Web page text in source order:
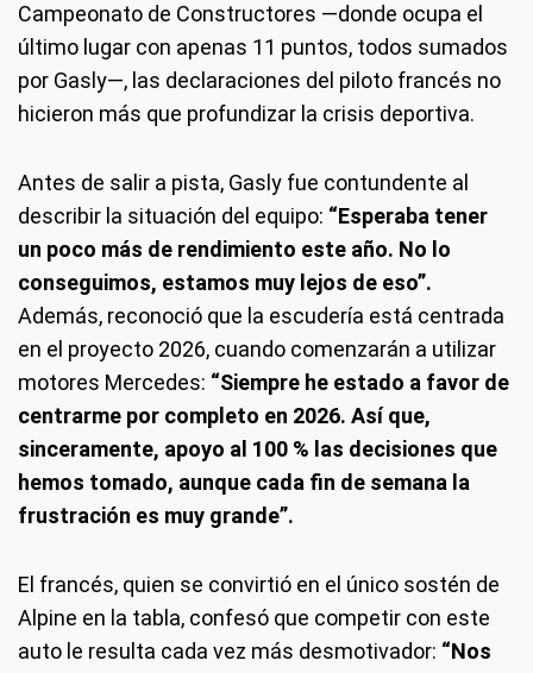
Campeonato de Constructores —donde ocupa el
último lugar con apenas 11 puntos, todos sumados
por Gasly—, las declaraciones del piloto francés no
hicieron más que profundizar la crisis deportiva.
Antes de salir a pista, Gasly fue contundente al
describir la situación del equipo: “Esperaba tener
un poco más de rendimiento este año. No lo
conseguimos, estamos muy lejos de eso”.
Además, reconoció que la escudería está centrada
en el proyecto 2026, cuando comenzarán a utilizar
motores Mercedes: “Siempre he estado a favor de
centrarme por completo en 2026. Así que,
sinceramente, apoyo al 100 % las decisiones que
hemos tomado, aunque cada fin de semana la
frustración es muy grande”.
El francés, quien se convirtió en el único sostén de
Alpine en la tabla, confesó que competir con este
auto le resulta cada vez más desmotivador: “Nos